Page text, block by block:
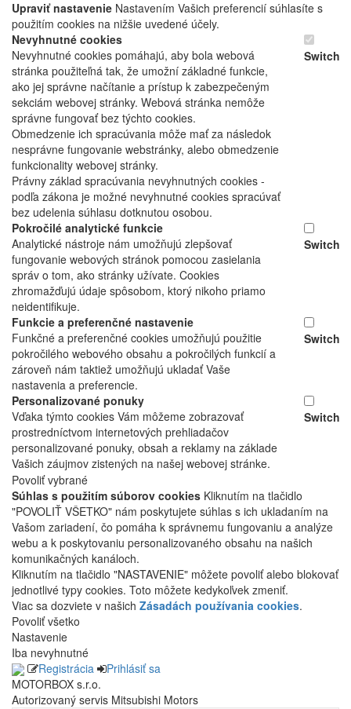
Upraviť nastavenie Nastavením Vašich preferencií súhlasíte s
použitím cookies na nižšie uvedené účely.
Nevyhnutné cookies
Nevyhnutné cookies pomáhajú, aby bola webová
stránka použiteľná tak, že umožní základné funkcie,
ako jej správne načítanie a prístup k zabezpečeným
sekciám webovej stránky. Webová stránka nemôže
správne fungovať bez týchto cookies.
Obmedzenie ich spracúvania môže mať za následok
nesprávne fungovanie webstránky, alebo obmedzenie
funkcionality webovej stránky.
Právny základ spracúvania nevyhnutných cookies -
podľa zákona je možné nevyhnutné cookies spracúvať
bez udelenia súhlasu dotknutou osobou.
Switch
Pokročilé analytické funkcie
Analytické nástroje nám umožňujú zlepšovať
fungovanie webových stránok pomocou zasielania
správ o tom, ako stránky užívate. Cookies
zhromažďujú údaje spôsobom, ktorý nikoho priamo
neidentifikuje.
Switch
Funkcie a preferenčné nastavenie
Funkčné a preferenčné cookies umožňujú použitie
pokročilého webového obsahu a pokročilých funkcií a
zároveň nám taktiež umožňujú ukladať Vaše
nastavenia a preferencie.
Switch
Personalizované ponuky
Vďaka týmto cookies Vám môžeme zobrazovať
prostredníctvom internetových prehliadačov
personalizované ponuky, obsah a reklamy na základe
Vašich záujmov zistených na našej webovej stránke.
Switch
Povoliť vybrané
Súhlas s použitím súborov cookies Kliknutím na tlačidlo
"POVOLIŤ VŠETKO" nám poskytujete súhlas s ich ukladaním na
Vašom zariadení, čo pomáha k správnemu fungovaniu a analýze
webu a k poskytovaniu personalizovaného obsahu na našich
komunikačných kanáloch.
Kliknutím na tlačidlo "NASTAVENIE" môžete povoliť alebo blokovať
jednotlivé typy cookies. Toto môžete kedykoľvek zmeniť.
Viac sa dozviete v našich Zásadách používania cookies.
Povoliť všetko
Nastavenie
Iba nevyhnutné
Registrácia
Prihlásiť sa
MOTORBOX s.r.o.
Autorizovaný servis Mitsubishi Motors